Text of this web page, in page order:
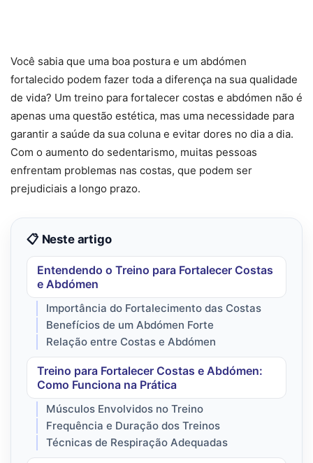
Você sabia que uma boa postura e um abdómen
fortalecido podem fazer toda a diferença na sua qualidade
de vida? Um treino para fortalecer costas e abdómen não é
apenas uma questão estética, mas uma necessidade para
garantir a saúde da sua coluna e evitar dores no dia a dia.
Com o aumento do sedentarismo, muitas pessoas
enfrentam problemas nas costas, que podem ser
prejudiciais a longo prazo.
📋 Neste artigo
Entendendo o Treino para Fortalecer Costas
e Abdómen
Importância do Fortalecimento das Costas
Benefícios de um Abdómen Forte
Relação entre Costas e Abdómen
Treino para Fortalecer Costas e Abdómen:
Como Funciona na Prática
Músculos Envolvidos no Treino
Frequência e Duração dos Treinos
Técnicas de Respiração Adequadas